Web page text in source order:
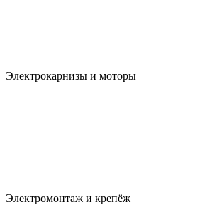
Электрокарнизы и моторы
Электромонтаж и крепёж